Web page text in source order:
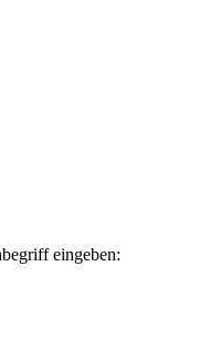
eingeben: